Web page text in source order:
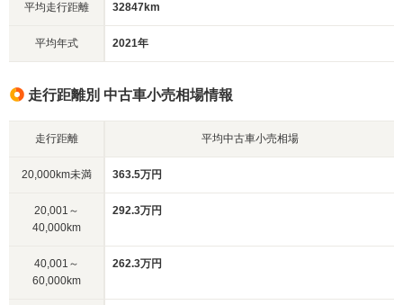
平均走行距離 32847km
平均年式 2021年
走行距離別 中古車小売相場情報
走行距離 平均中古車小売相場
20,000km未満 363.5万円
20,001～
40,000km
292.3万円
40,001～
60,000km
262.3万円